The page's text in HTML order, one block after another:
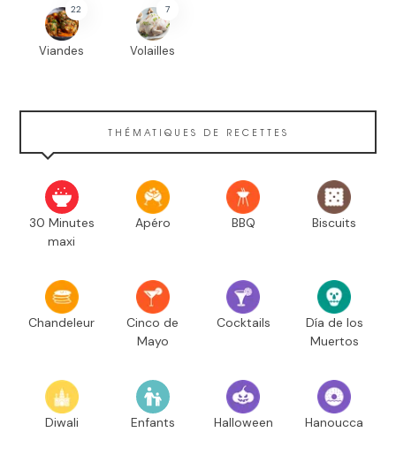
22
Viandes
7
Volailles
THÉMATIQUES DE RECETTES
30 Minutes
maxi
Apéro BBQ Biscuits
Chandeleur
Cinco de
Mayo
Cocktails
Día de los
Muertos
Diwali Enfants Halloween Hanoucca